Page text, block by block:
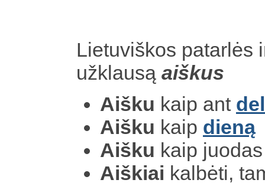
Lietuviškos patarlės
užklausą aiškus
Aišku kaip ant
Aišku kaip dieną
Aišku kaip
Aiškiai kalbėti,